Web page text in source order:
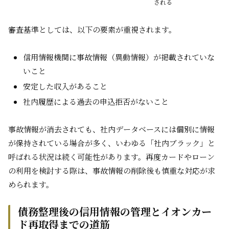
される
審査基準としては、以下の要素が重視されます。
信用情報機関に事故情報（異動情報）が掲載されていな
いこと
安定した収入があること
社内履歴による過去の申込拒否がないこと
事故情報が消去されても、社内データベースには個別に情報
が保持されている場合が多く、いわゆる「社内ブラック」と
呼ばれる状況は続く可能性があります。再度カードやローン
の利用を検討する際は、事故情報の削除後も慎重な対応が求
められます。
債務整理後の信用情報の管理とイオンカー
ド再取得までの道筋